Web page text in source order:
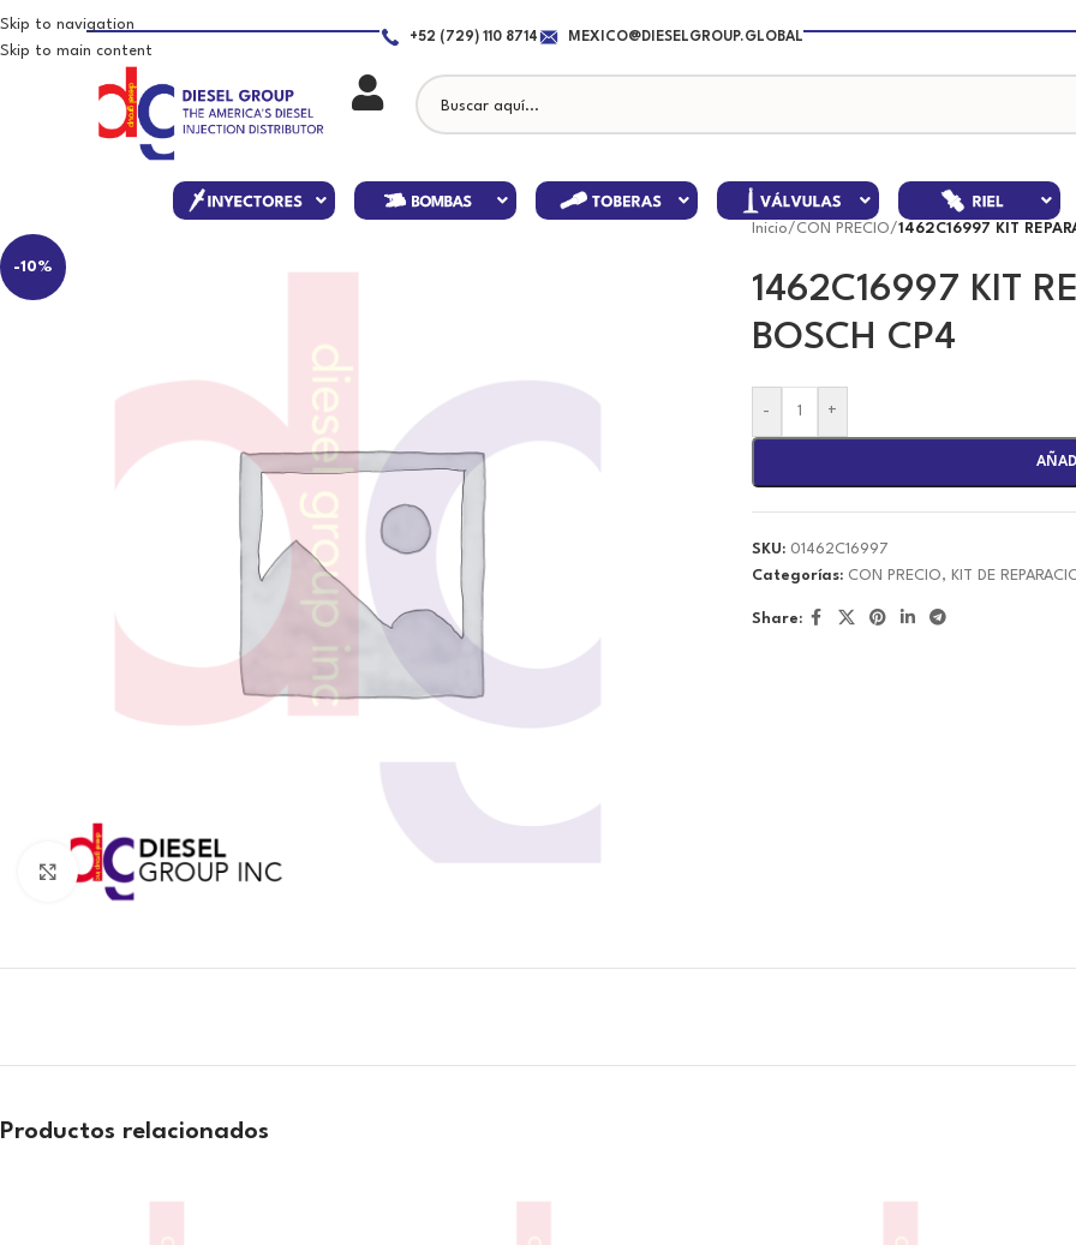
Skip to navigation
Skip to main content
+52 (729) 110 8714 MEXICO@DIESELGROUP.GLOBAL
Click to enlarge
Inicio/ CON PRECIO/1462C16997 KIT
1462C16997 KIT
BOSCH CP4
- +
SKU: 01462C16997
Categorías: CON PRECIO, KIT DE
Share:
Productos relacionados